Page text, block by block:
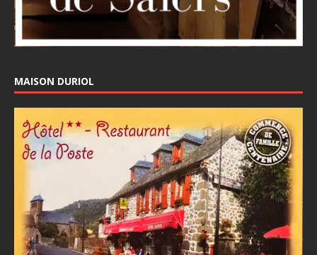
MAISON DURIOL